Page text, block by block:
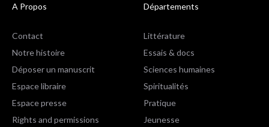
A Propos
Contact
Notre histoire
Déposer un manuscrit
Espace libraire
Espace presse
Rights and permissions
Départements
Littérature
Essais & docs
Sciences humaines
Spiritualités
Pratique
Jeunesse